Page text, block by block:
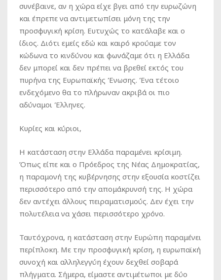
συνέβαινε, αν η χώρα είχε βγει από την ευρωζώνη
και έπρεπε να αντιμετωπίσει μόνη της την
προσφυγική κρίση. Ευτυχώς το κατάλαβε και ο
ίδιος. Διότι εμείς εδώ και καιρό κρούαμε τον
κώδωνα το κινδύνου και φωνάζαμε ότι η Ελλάδα
δεν μπορεί και δεν πρέπει να βρεθεί εκτός του
πυρήνα της Ευρωπαϊκής Ένωσης. Ένα τέτοιο
ενδεχόμενο θα το πλήρωναν ακριβά οι πιο
αδύναμοι Έλληνες.
Κυρίες και κύριοι,
Η κατάσταση στην Ελλάδα παραμένει κρίσιμη.
Όπως είπε και ο Πρόεδρος της Νέας Δημοκρατίας,
η παραμονή της κυβέρνησης στην εξουσία κοστίζει
περισσότερο από την απομάκρυνσή της. Η χώρα
δεν αντέχει άλλους πειραματισμούς. Δεν έχει την
πολυτέλεια να χάσει περισσότερο χρόνο.
Ταυτόχρονα, η κατάσταση στην Ευρώπη παραμένει
περίπλοκη. Με την προσφυγική κρίση, η ευρωπαϊκή
συνοχή και αλληλεγγύη έχουν δεχθεί σοβαρά
πλήγματα. Σήμερα, είμαστε αντιμέτωποι με δύο